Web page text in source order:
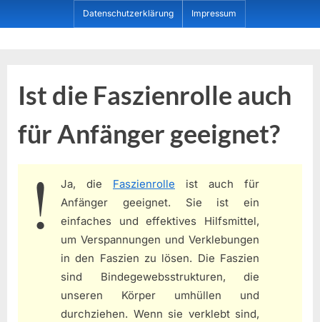
to
Datenschutzerklärung Impressum
Ist die Faszienrolle auch
für Anfänger geeignet?
Ja, die Faszienrolle ist auch für
Anfänger geeignet. Sie ist ein
einfaches und effektives Hilfsmittel,
um Verspannungen und Verklebungen
in den Faszien zu lösen. Die Faszien
sind Bindegewebsstrukturen, die
unseren Körper umhüllen und
durchziehen. Wenn sie verklebt sind,